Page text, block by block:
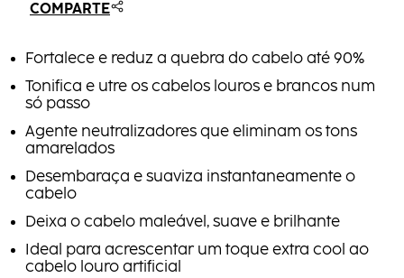
COMPARTE
Fortalece e reduz a quebra do cabelo até 90%
Tonifica e utre os cabelos louros e brancos num
só passo
Agente neutralizadores que eliminam os tons
amarelados
Desembaraça e suaviza instantaneamente o
cabelo
Deixa o cabelo maleável, suave e brilhante
Ideal para acrescentar um toque extra cool ao
cabelo louro artificial